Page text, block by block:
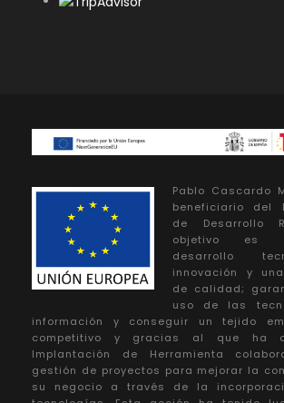
Pablo Cascardo
beneficiario del
de Desarrollo
objetivo es
desarrollo
innovación y
de calidad;
uso de las
información y conseguir un tejido
competitivo y gracias al que ha
Implantación de Herramienta
gestión de proyectos para mejorar la
su negocio a través de la